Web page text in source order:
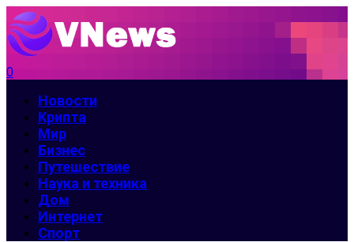
0
Новости
Крипта
Мир
Бизнес
Путешествие
Наука и техника
Дом
Интернет
Спорт